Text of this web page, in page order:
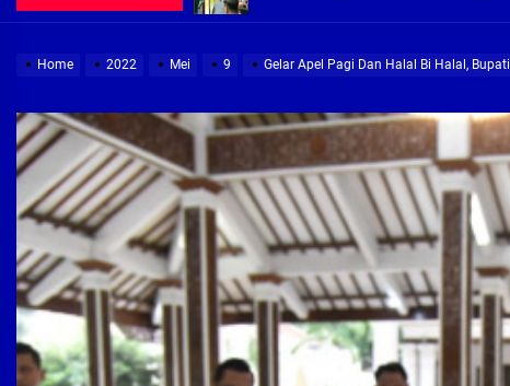
Demi Jajaran Direksi Delta Tirta
Pembebasan Lahan Segera
Peduli Warga Miskin, Bupati Sidoarjo
Pembebasan Lahan Hampir
Terima aduan warga, Komisi A cari
Demi Jajaran Direksi Delta Tirta Yang
Home 2022 Mei 9 Gelar Apel Pagi Dan Halal Bi Halal,